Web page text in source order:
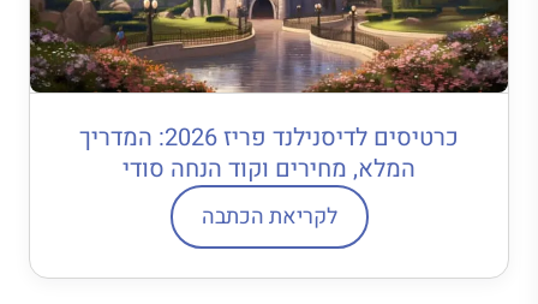
כרטיסים לדיסנילנד פריז 2026: המדריך
המלא, מחירים וקוד הנחה סודי
לקריאת הכתבה